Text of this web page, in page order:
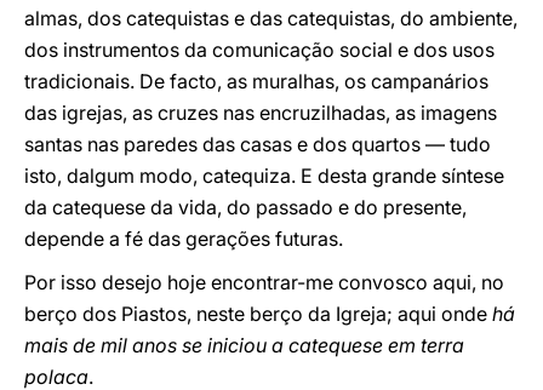
almas, dos catequistas e das catequistas, do ambiente,
dos instrumentos da comunicação social e dos usos
tradicionais. De facto, as muralhas, os campanários
das igrejas, as cruzes nas encruzilhadas, as imagens
santas nas paredes das casas e dos quartos — tudo
isto, dalgum modo, catequiza. E desta grande síntese
da catequese da vida, do passado e do presente,
depende a fé das gerações futuras.
Por isso desejo hoje encontrar-me convosco aqui, no
berço dos Piastos, neste berço da Igreja; aqui onde há
mais de mil anos se iniciou a catequese em terra
polaca.